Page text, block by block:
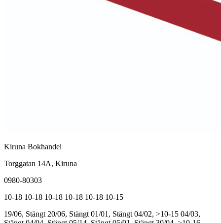
Kiruna Bokhandel
Torggatan 14A, Kiruna
0980-80303
10-18 10-18 10-18 10-18 10-18 10-15
19/06, Stängt 20/06, Stängt 01/01, Stängt 04/02, >10-15 04/03,